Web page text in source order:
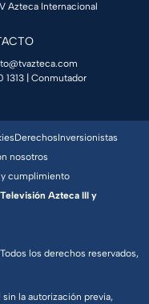
Azteca Internacional
1313 | Conmutador
los derechos reservados,
la autorización previa,
DerechosInversionistas
nosotros
y cumplimiento
Azteca III y